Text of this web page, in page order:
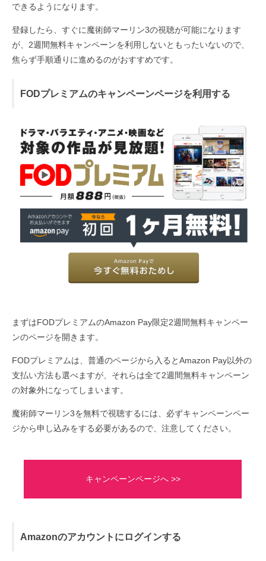
できるようになります。
登録したら、すぐに魔術師マーリン3の視聴が可能になります
が、2週間無料キャンペーンを利用しないともったいないので、
焦らず手順通りに進めるのがおすすめです。
FODプレミアムのキャンペーンページを利用する
まずはFODプレミアムのAmazon Pay限定2週間無料キャンペー
ンのページを開きます。
FODプレミアムは、普通のページから入るとAmazon Pay以外の
支払い方法も選べますが、それらは全て2週間無料キャンペーン
の対象外になってしまいます。
魔術師マーリン3を無料で視聴するには、必ずキャンペーンペー
ジから申し込みをする必要があるので、注意してください。
キャンペーンページへ >>
Amazonのアカウントにログインする